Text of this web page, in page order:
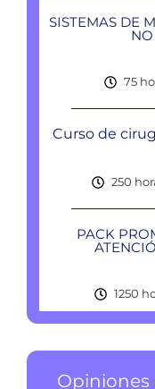
SISTEMAS DE
75
Curso de
250
PACK
1250
Opiniones